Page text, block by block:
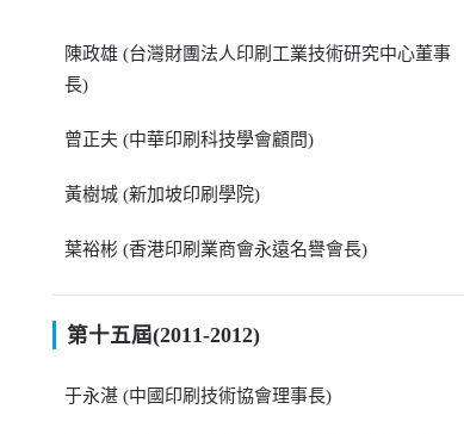
陳政雄 (台灣財團法人印刷工業技術研究中心董事
長)
曾正夫 (中華印刷科技學會顧問)
黃樹城 (新加坡印刷學院)
葉裕彬 (香港印刷業商會永遠名譽會長)
第十五屆(2011-2012)
于永湛 (中國印刷技術協會理事長)